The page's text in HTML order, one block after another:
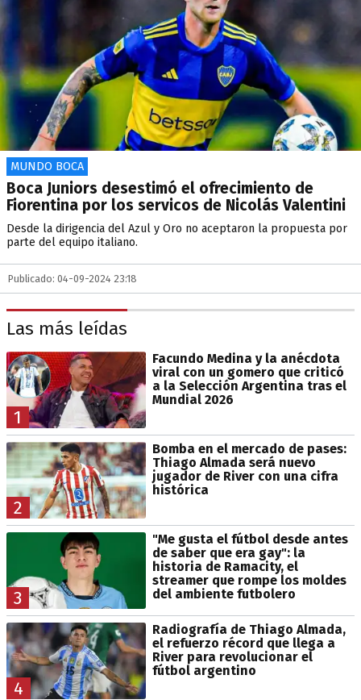
MUNDO BOCA
Boca Juniors desestimó el ofrecimiento de
Fiorentina por los servicos de Nicolás Valentini
Desde la dirigencia del Azul y Oro no aceptaron la propuesta por
parte del equipo italiano.
Publicado: 04-09-2024 23:18
Las más leídas
1
Facundo Medina y la anécdota
viral con un gomero que criticó
a la Selección Argentina tras el
Mundial 2026
2
Bomba en el mercado de pases:
Thiago Almada será nuevo
jugador de River con una cifra
histórica
3
"Me gusta el fútbol desde antes
de saber que era gay": la
historia de Ramacity, el
streamer que rompe los moldes
del ambiente futbolero
4
Radiografía de Thiago Almada,
el refuerzo récord que llega a
River para revolucionar el
fútbol argentino